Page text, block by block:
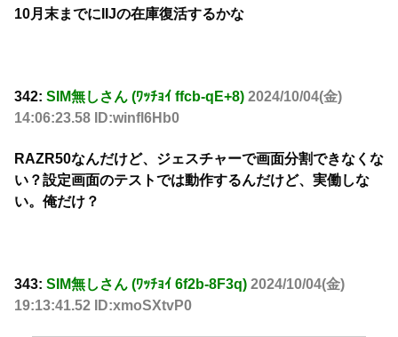
10月末までにIIJの在庫復活するかな
342: SIM無しさん (ﾜｯﾁｮｲ ffcb-qE+8) 2024/10/04(金)
14:06:23.58 ID:winfl6Hb0
RAZR50なんだけど、ジェスチャーで画面分割できなくな
い？設定画面のテストでは動作するんだけど、実働しな
い。俺だけ？
343: SIM無しさん (ﾜｯﾁｮｲ 6f2b-8F3q) 2024/10/04(金)
19:13:41.52 ID:xmoSXtvP0